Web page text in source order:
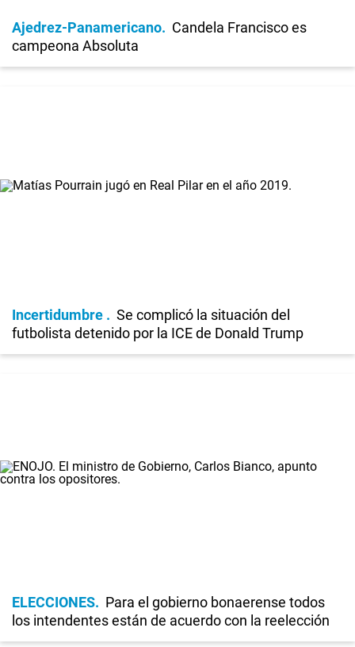
Ajedrez-Panamericano
Candela Francisco es
campeona Absoluta
Incertidumbre
Se complicó la situación del
futbolista detenido por la ICE de Donald Trump
ELECCIONES
Para el gobierno bonaerense todos
los intendentes están de acuerdo con la reelección